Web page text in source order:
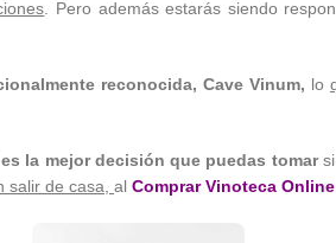
. Pero además estarás siendo
reconocida, Cave Vinum, lo
la mejor decisión que puedas tomarsi
salir de casa, al Comprar Vinoteca Online